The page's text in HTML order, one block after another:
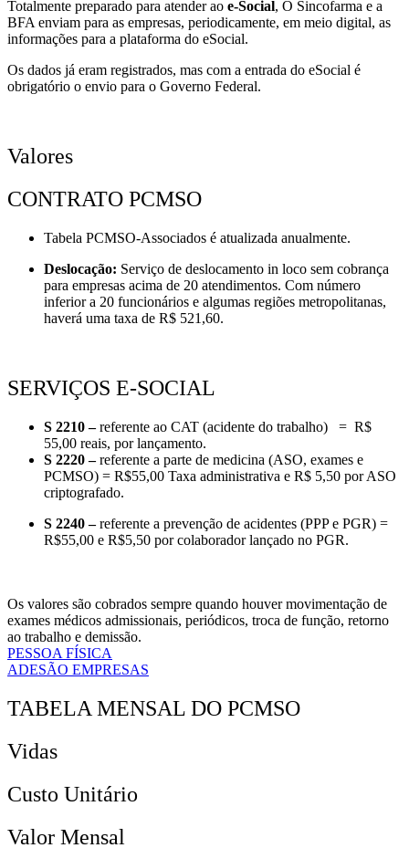
Totalmente preparado para atender ao e-Social, O Sincofarma e a
BFA enviam para as empresas, periodicamente, em meio digital, as
informações para a plataforma do eSocial.
Os dados já eram registrados, mas com a entrada do eSocial é
obrigatório o envio para o Governo Federal.
Valores
CONTRATO PCMSO
Tabela PCMSO-Associados é atualizada anualmente.
Deslocação: Serviço de deslocamento in loco sem cobrança
para empresas acima de 20 atendimentos. Com número
inferior a 20 funcionários e algumas regiões metropolitanas,
haverá uma taxa de R$ 521,60.
SERVIÇOS E-SOCIAL
S 2210 –referente ao CAT (acidente do trabalho) = R$
55,00 reais, por lançamento.
S 2220 –referente a parte de medicina (ASO, exames e
PCMSO) = R$55,00 Taxa administrativa e R$ 5,50 por ASO
criptografado.
S 2240 –referente a prevenção de acidentes (PPP e PGR) =
R$55,00 e R$5,50 por colaborador lançado no PGR.
Os valores são cobrados sempre quando houver movimentação de
exames médicos admissionais, periódicos, troca de função, retorno
ao trabalho e demissão.
PESSOA FÍSICA
ADESÃO EMPRESAS
TABELA MENSAL DO PCMSO
Vidas
Custo Unitário
Valor Mensal